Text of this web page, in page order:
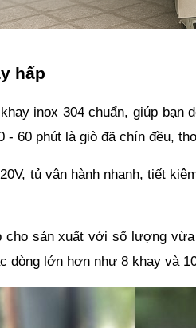
hấp
inox 304 chuẩn, giúp bạn
60 phút là giò đã chín đều,
tủ vận hành nhanh, tiết
cho sản xuất với số lượng
dòng lớn hơn như 8 khay và